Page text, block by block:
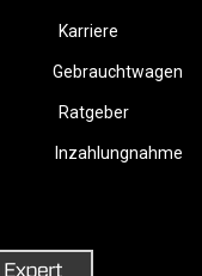
Karriere
Gebrauchtwagen
Ratgeber
Inzahlungnahme